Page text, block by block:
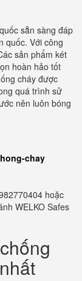
sẵn sàng đáp
quốc. Với công
sản phẩm két
hoàn hảo tốt
cháy được
quá trình sử
nên luôn bóng
chay
hoặc
WELKO Safes